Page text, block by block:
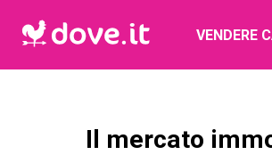
VENDERE
Il mercato